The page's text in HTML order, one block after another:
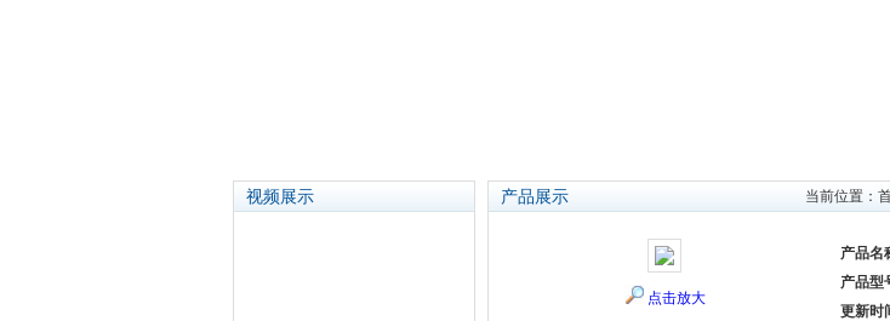
视频展示 产品展示 当前位置：
点击放大
产品名
产品型
更新时